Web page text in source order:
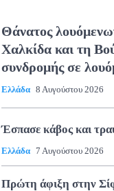
Θάνατος
Χαλκίδα και τη
συνδρομής σε
Ελλάδα 8 Αυγούστου 2026
Έσπασε κάβος και
Ελλάδα 7 Αυγούστου 2026
Πρώτη άφιξη στην